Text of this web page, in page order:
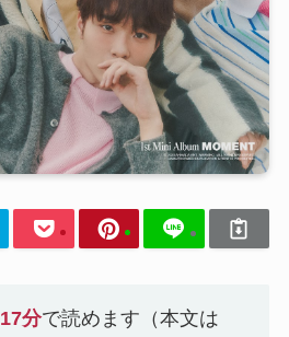
17分で読めます（本文は